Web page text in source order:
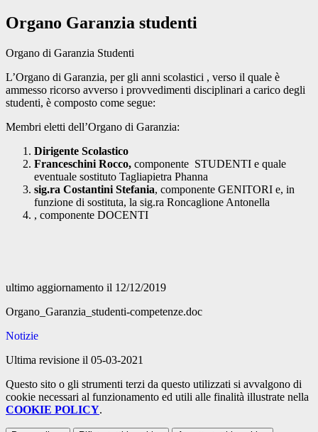
Organo Garanzia studenti
Organo di Garanzia Studenti
L’Organo di Garanzia, per gli anni scolastici , verso il quale è
ammesso ricorso avverso i provvedimenti disciplinari a carico degli
studenti, è composto come segue:
Membri eletti dell’Organo di Garanzia:
Dirigente Scolastico
Franceschini Rocco, componente STUDENTI e quale
eventuale sostituto Tagliapietra Phanna
sig.ra Costantini Stefania, componente GENITORI e, in
funzione di sostituta, la sig.ra Roncaglione Antonella
, componente DOCENTI
ultimo aggiornamento il 12/12/2019
Organo_Garanzia_studenti-competenze.doc
Notizie
Ultima revisione il 05-03-2021
Questo sito o gli strumenti terzi da questo utilizzati si avvalgono di
cookie necessari al funzionamento ed utili alle finalità illustrate nella
COOKIE POLICY.